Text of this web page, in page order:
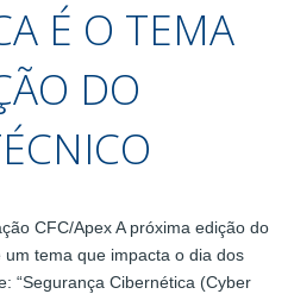
É O TEMA
DO
CFC/Apex A próxima edição do
tema que impacta o dia dos
“Segurança Cibernética (Cyber